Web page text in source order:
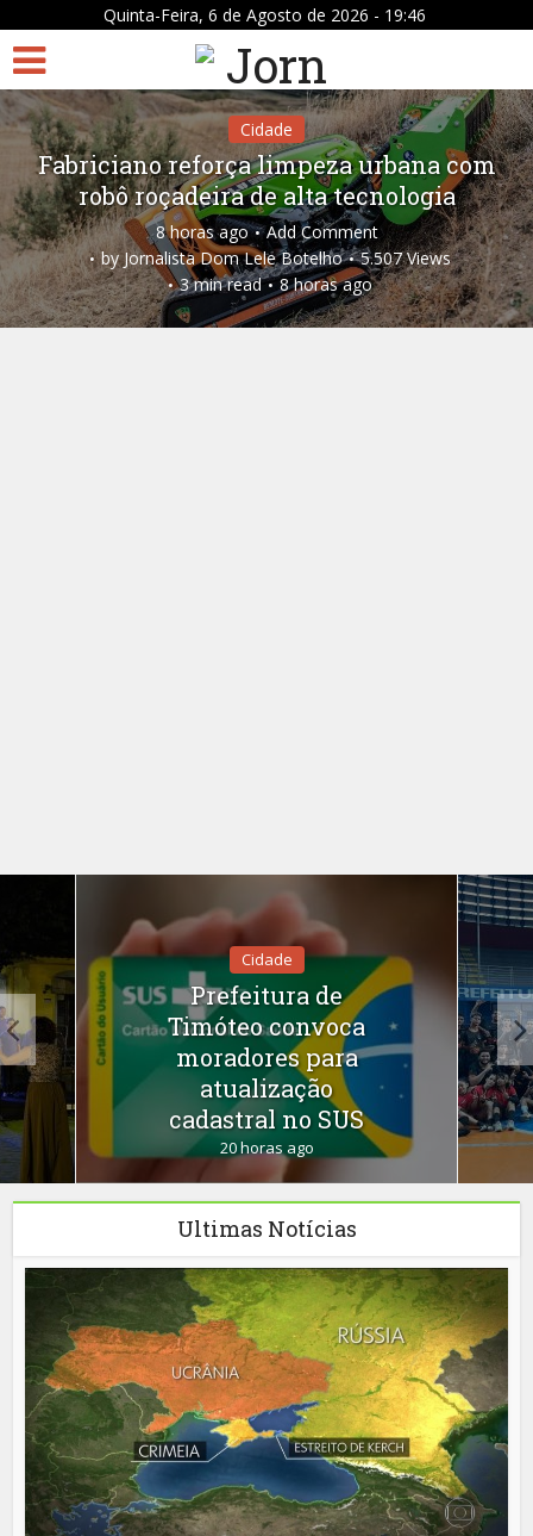
Quinta-Feira, 6 de Agosto de 2026 - 19:46
Cidade
Fabriciano reforça limpeza urbana com
robô roçadeira de alta tecnologia
8 horas ago
Add Comment
byJornalista Dom Lele Botelho
5.507 Views
3 min read
8 horas ago
Cidade
Prefeitura de
Timóteo convoca
moradores para
atualização
cadastral no SUS
20 horas ago
Ultimas Notícias